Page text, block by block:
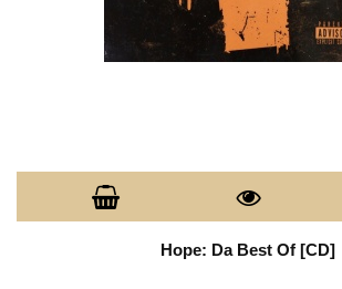
Hope: Da Best Of [CD]